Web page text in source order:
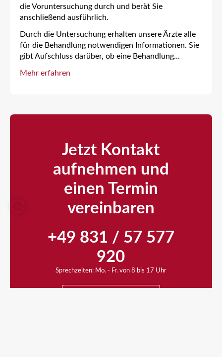
die Voruntersuchung durch und berät Sie
anschließend ausführlich.
Durch die Untersuchung erhalten unsere Ärzte alle
für die Behandlung notwendigen Informationen. Sie
gibt Aufschluss darüber, ob eine Behandlung...
Mehr erfahren
Jetzt Kontakt
aufnehmen und
einen Termin
vereinbaren
+49 831 / 57 577
920
Sprechzeiten: Mo. - Fr. von 8 bis 17 Uhr